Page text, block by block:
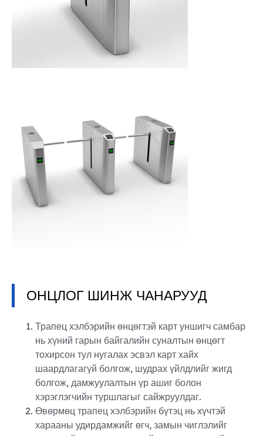
ОНЦЛОГ ШИНЖ ЧАНАРУУД
Трапец хэлбэрийн өнцөгтэй карт уншигч самбар
нь хүний ​​гарын байгалийн суналтын өнцөгт
тохирсон тул нугалах эсвэл карт хайх
шаардлагагүй болгож, шудрах үйлдлийг жигд
болгож, дамжуулалтын үр ашиг болон
хэрэглэгчийн туршлагыг сайжруулдаг.
Өвөрмөц трапец хэлбэрийн бүтэц нь хүчтэй
харааны удирдамжийг өгч, замын чиглэлийг